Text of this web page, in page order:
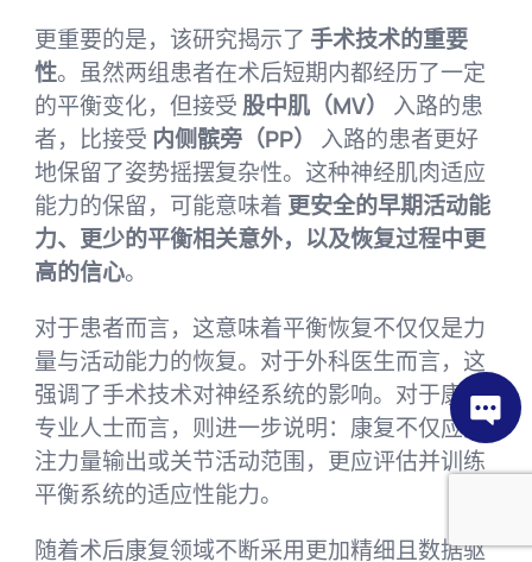
更重要的是，该研究揭示了 手术技术的重要
性。虽然两组患者在术后短期内都经历了一定
的平衡变化，但接受 股中肌（MV）
入路的患
者，比接受 内侧髌旁（PP）
入路的患者更好
地保留了姿势摇摆复杂性。这种神经肌肉适应
能力的保留，可能意味着 更安全的早期活动能
力、更少的平衡相关意外，以及恢复过程中更
高的信心。
对于患者而言，这意味着平衡恢复不仅仅是力
量与活动能力的恢复。对于外科医生而言，这
强调了手术技术对神经系统的影响。对于康复
专业人士而言，则进一步说明：康复不仅应关
注力量输出或关节活动范围，更应评估并训练
平衡系统的适应性能力。
随着术后康复领域不断采用更加精细且数据驱